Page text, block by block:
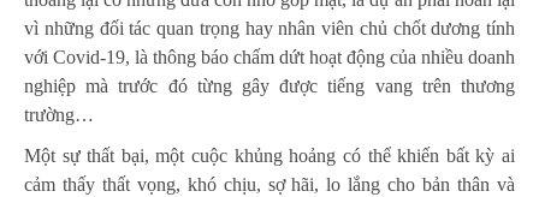
vì những đối tác quan trọng hay nhân viên chủ chốt dương tính
với Covid-19, là thông báo chấm dứt hoạt động của nhiều doanh
nghiệp mà trước đó từng gây được tiếng vang trên thương
trường…
Một sự thất bại, một cuộc khủng hoảng có thể khiến bất kỳ ai
cảm thấy thất vọng, khó chịu, sợ hãi, lo lắng cho bản thân và